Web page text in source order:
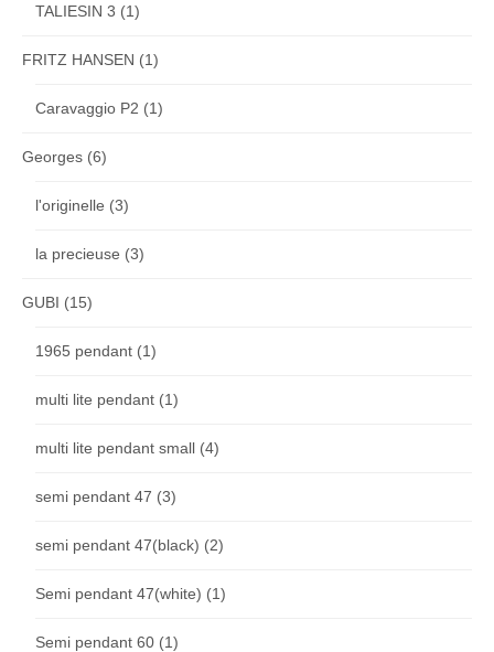
TALIESIN 3 (1)
FRITZ HANSEN (1)
Caravaggio P2 (1)
Georges (6)
l'originelle (3)
la precieuse (3)
GUBI (15)
1965 pendant (1)
multi lite pendant (1)
multi lite pendant small (4)
semi pendant 47 (3)
semi pendant 47(black) (2)
Semi pendant 47(white) (1)
Semi pendant 60 (1)